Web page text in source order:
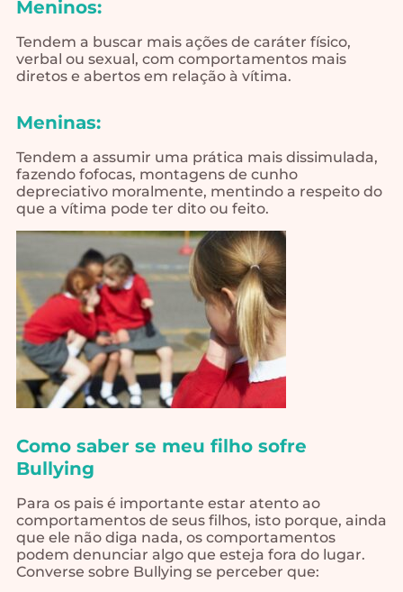
Meninos:
Tendem a buscar mais ações de caráter físico,
verbal ou sexual, com comportamentos mais
diretos e abertos em relação à vítima.
Meninas:
Tendem a assumir uma prática mais dissimulada,
fazendo fofocas, montagens de cunho
depreciativo moralmente, mentindo a respeito do
que a vítima pode ter dito ou feito.
Como saber se meu filho sofre
Bullying
Para os pais é importante estar atento ao
comportamentos de seus filhos, isto porque, ainda
que ele não diga nada, os comportamentos
podem denunciar algo que esteja fora do lugar.
Converse sobre Bullying se perceber que: